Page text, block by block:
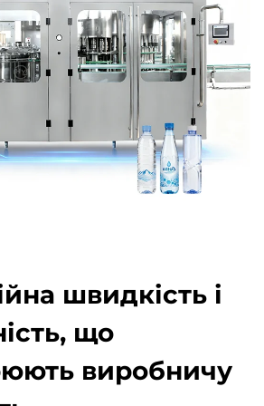
швидкість і
що
виробничу